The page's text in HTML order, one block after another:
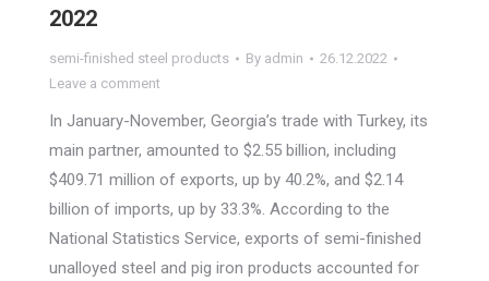
2022
semi-finished steel products By admin
26.12.2022
Leave a comment
In January-November, Georgia’s trade with Turkey, its
main partner, amounted to $2.55 billion, including
$409.71 million of exports, up by 40.2%, and $2.14
billion of imports, up by 33.3%. According to the
National Statistics Service, exports of semi-finished
unalloyed steel and pig iron products accounted for